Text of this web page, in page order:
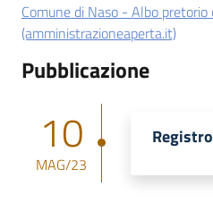
Comune di Naso - Albo
(amministrazioneaperta.it)
Pubblicazione
10
MAG/23